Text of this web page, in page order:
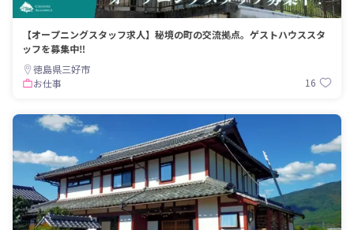
【オープニングスタッフ求人】秘境の町の交流拠点。ゲストハウススタ
ッフを募集中‼
徳島県三好市
お仕事
16